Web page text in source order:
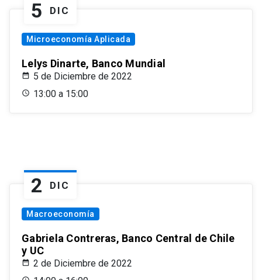
5 DIC
Microeconomía Aplicada
Lelys Dinarte, Banco Mundial
5 de Diciembre de 2022
13:00 a 15:00
2 DIC
Macroeconomía
Gabriela Contreras, Banco Central de Chile
y UC
2 de Diciembre de 2022